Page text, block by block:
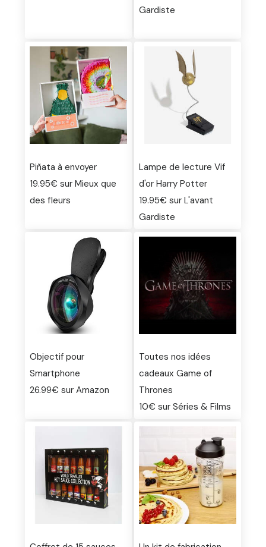
Gardiste
Piñata à envoyer
19.95€ sur Mieux que
des fleurs
Lampe de lecture Vif
d'or Harry Potter
19.95€ sur L'avant
Gardiste
Objectif pour
Smartphone
26.99€ sur Amazon
Toutes nos idées
cadeaux Game of
Thrones
10€ sur Séries & Films